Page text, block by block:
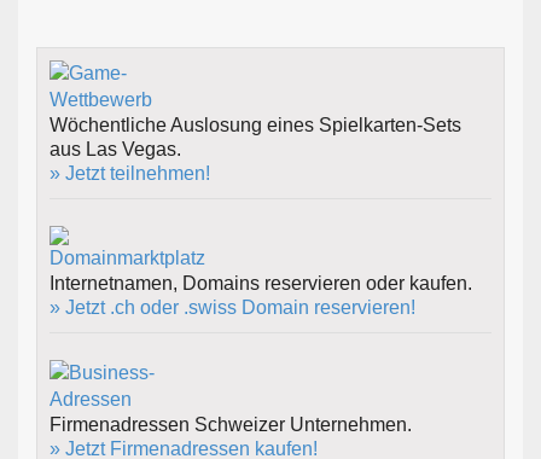
Wöchentliche Auslosung eines Spielkarten-Sets
aus Las Vegas.
» Jetzt teilnehmen!
Internetnamen, Domains reservieren oder kaufen.
» Jetzt .ch oder .swiss Domain reservieren!
Firmenadressen Schweizer Unternehmen.
» Jetzt Firmenadressen kaufen!